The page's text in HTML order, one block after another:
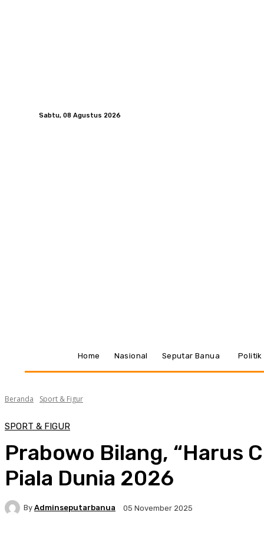
Sabtu, 08 Agustus 2026
Home Nasional Seputar Banua Politik
Beranda Sport & Figur
SPORT & FIGUR
Prabowo Bilang, “Harus
Piala Dunia 2026
By Adminseputarbanua 05 November 2025